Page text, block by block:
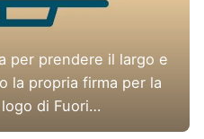
per prendere il largo e
la propria firma per la
di Fuori…